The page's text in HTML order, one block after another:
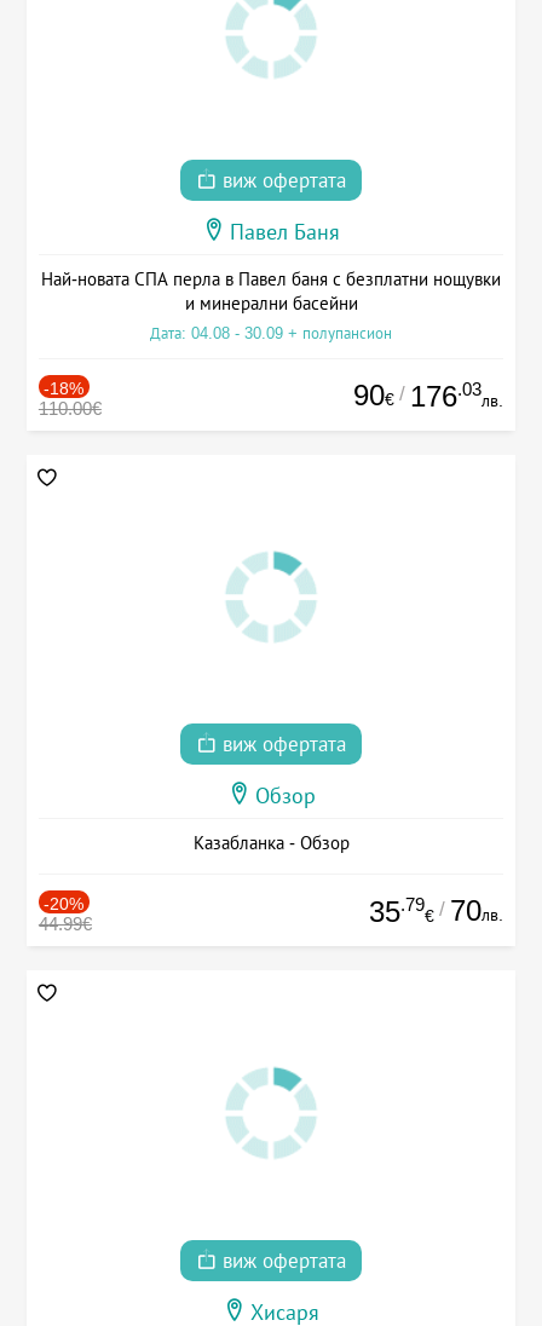
виж офертата
Павел Баня
Най-новата СПА перла в Павел баня с безплатни нощувки
и минерални басейни
Дата: 04.08 - 30.09 + полупансион
-18%
110.00€ 90€ / 176.03
лв.
виж офертата
Обзор
Казабланка - Обзор
-20%
44.99€ 35.79
€ / 70лв.
виж офертата
Хисаря